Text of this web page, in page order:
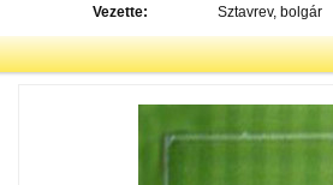
Vezette:
Sztavrev, bolgár